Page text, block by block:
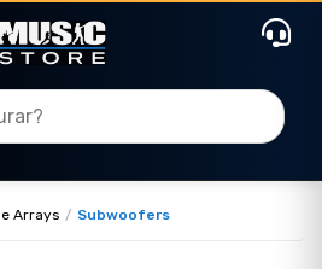
Arrays Subwoofers